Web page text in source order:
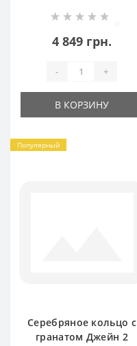
4 849 грн.
- +
В КОРЗИНУ
Популярный
Серебряное кольцо с
гранатом Джейн 2